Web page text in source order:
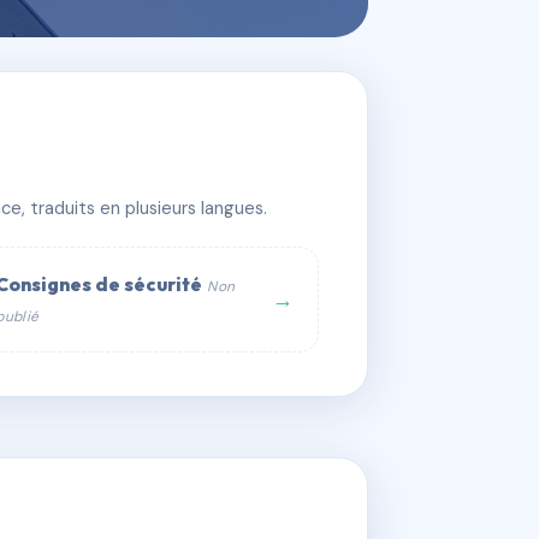
traduits en plusieurs langues.
de sécurité Non
→